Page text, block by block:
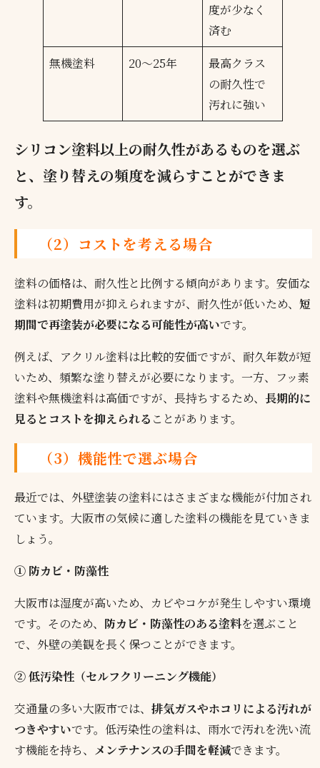
度が少なく
済む
無機塗料
20～25年
最高クラス
の耐久性で
汚れに強い
シリコン塗料以上の耐久性があるものを選ぶ
と、塗り替えの頻度を減らすことができま
す。
（2）コストを考える場合
塗料の価格は、耐久性と比例する傾向があります。安価な
塗料は初期費用が抑えられますが、耐久性が低いため、短
期間で再塗装が必要になる可能性が高いです。
例えば、アクリル塗料は比較的安価ですが、耐久年数が短
いため、頻繁な塗り替えが必要になります。一方、フッ素
塗料や無機塗料は高価ですが、長持ちするため、長期的に
見るとコストを抑えられる ことがあります。
（3）機能性で選ぶ場合
最近では、外壁塗装の塗料にはさまざまな機能が付加され
ています。大阪市の気候に適した塗料の機能を見ていきま
しょう。
① 防カビ・防藻性
大阪市は湿度が高いため、カビやコケが発生しやすい環境
です。そのため、 防カビ・防藻性のある塗料を選ぶこと
で、外壁の美観を長く保つことができます。
② 低汚染性（セルフクリーニング機能）
交通量の多い大阪市では、排気ガスやホコリによる汚れが
つきやすいです。低汚染性の塗料は、雨水で汚れを洗い流
す機能を持ち、 メンテナンスの手間を軽減できます。